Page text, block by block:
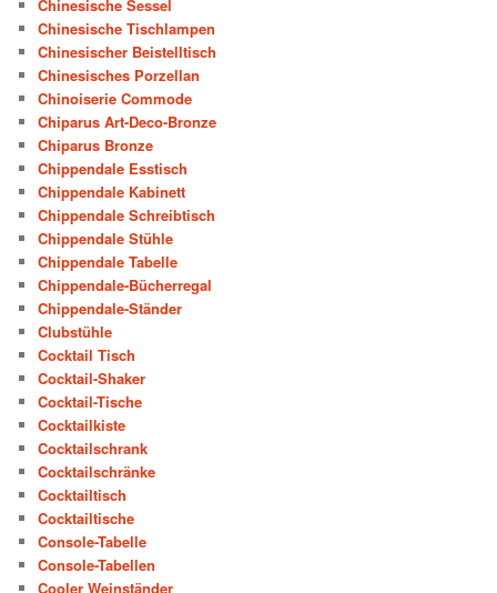
Chinesische Sessel
Chinesische Tischlampen
Chinesischer Beistelltisch
Chinesisches Porzellan
Chinoiserie Commode
Chiparus Art-Deco-Bronze
Chiparus Bronze
Chippendale Esstisch
Chippendale Kabinett
Chippendale Schreibtisch
Chippendale Stühle
Chippendale Tabelle
Chippendale-Bücherregal
Chippendale-Ständer
Clubstühle
Cocktail Tisch
Cocktail-Shaker
Cocktail-Tische
Cocktailkiste
Cocktailschrank
Cocktailschränke
Cocktailtisch
Cocktailtische
Console-Tabelle
Console-Tabellen
Cooler Weinständer